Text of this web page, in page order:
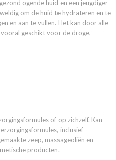
ogende huid en een jeugdiger
om de huid te hydrateren en te
en aan te vullen. Het kan door alle
geschikt voor de droge,
of op zichzelf. Kan
inclusief
zeep, massageoliën en
producten.